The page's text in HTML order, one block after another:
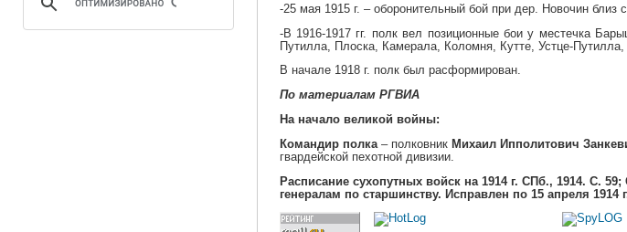
-25 мая 1915 г. – оборонительный бой при дер. Новочин близ
-В 1916-1917 гг. полк вел позиционные бои у местечка
Путилла, Плоска, Камерала, Коломня, Кутте, Устце-
В начале 1918 г. полк был расформирован.
По материалам РГВИА
На начало великой войны:
Командир полка– полковник Михаил Ипполитович
гвардейской пехотной дивизии.
Расписание сухопутных войск на 1914 г. СПб., 1914. С.
генералам по старшинству. Исправлен по 15 апреля 1914